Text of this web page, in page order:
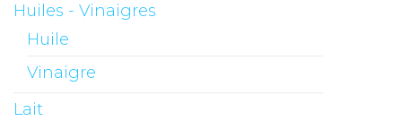
Huiles - Vinaigres
Huile
Vinaigre
Lait